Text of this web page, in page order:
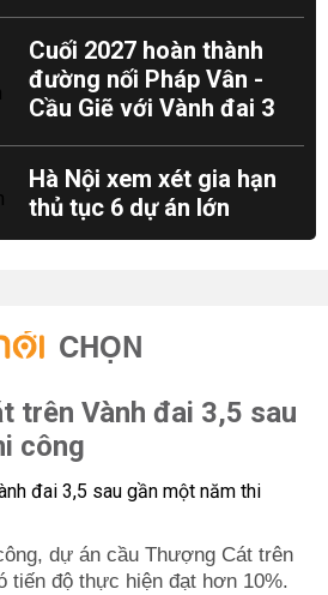
Cuối 2027 hoàn thành
đường nối Pháp Vân -
Cầu Giẽ với Vành đai 3
Hà Nội xem xét gia hạn
thủ tục 6 dự án lớn
CHỌN
trên Vành đai 3,5 sau
công
dự án cầu Thượng Cát trên
tiến độ thực hiện đạt hơn 10%.